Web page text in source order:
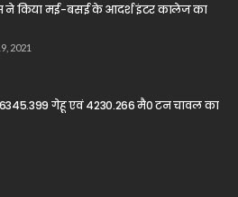
किया मई-बसई के आदर्श इंटर कालेज का
2021
गेहू एवं 4230.266 मै0 टन चावल का